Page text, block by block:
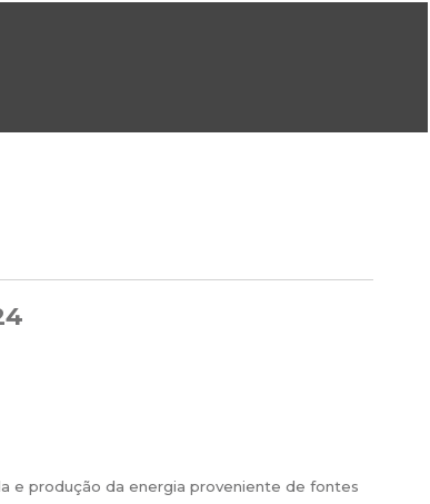
e produção da energia proveniente de fontes